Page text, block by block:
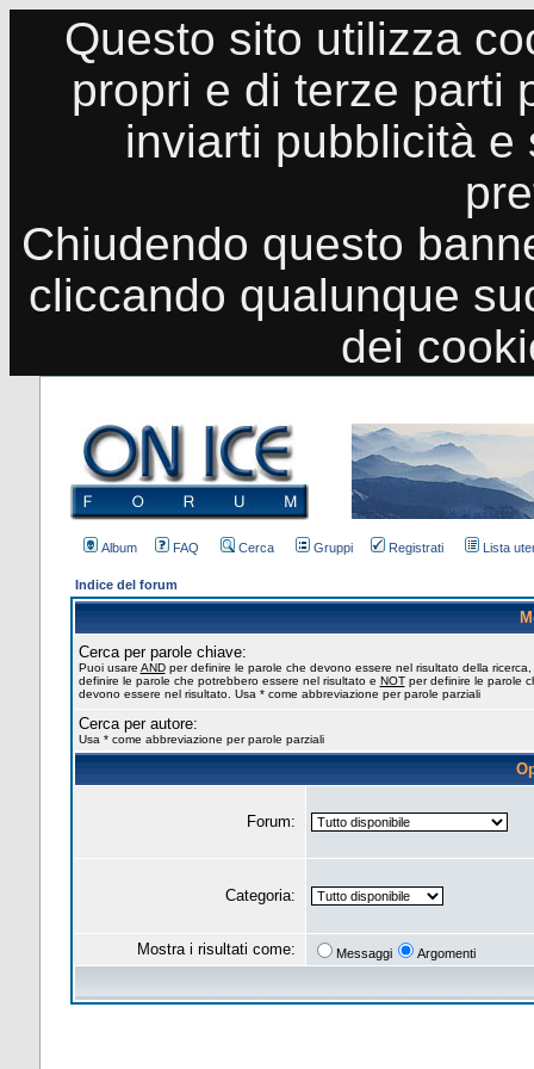
Questo sito utilizza
propri e di terze parti
inviarti pubblicità
Chiudendo questo
cliccando qualunque
dei
Album FAQ Cerca Gruppi Registrati Lista
Indice del forum
Cerca per parole chiave:
Puoi usare ANDper definire le parole che devono essere nel risultato della ricerca,
definire le parole che potrebbero essere nel risultato e NOTper definire le parole
devono essere nel risultato. Usa * come abbreviazione per parole parziali
Cerca per autore:
Usa * come abbreviazione per parole parziali
Forum:
Categoria:
Mostra i risultati come: Messaggi Argomenti